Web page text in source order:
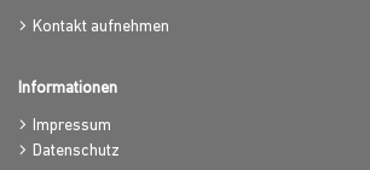
Kontakt aufnehmen
Informationen
Impressum
Datenschutz